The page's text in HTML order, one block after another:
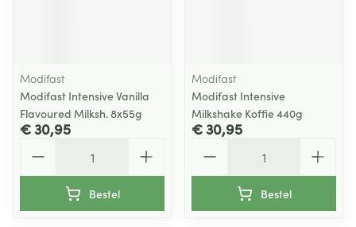
Modifast
Modifast Intensive Vanilla
Flavoured Milksh. 8x55g
€ 30,95
Bestel
Modifast
Modifast Intensive
Milkshake Koffie 440g
€ 30,95
Bestel